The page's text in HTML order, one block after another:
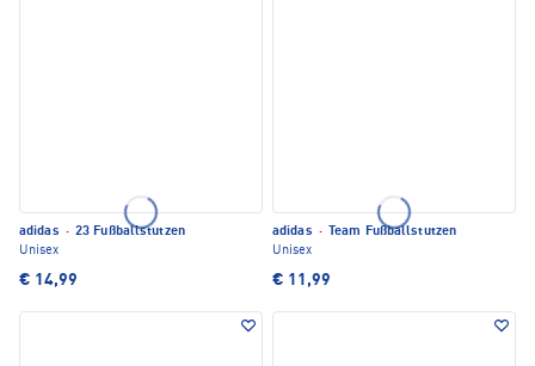
adidas · 23 Fußballstutzen
Unisex
€ 14,99
adidas ·
Team Fußballstutzen
Unisex
€ 11,99